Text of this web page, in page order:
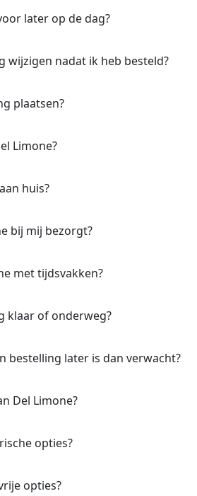
later op de dag?
wijzigen nadat ik heb besteld?
plaatsen?
Limone?
huis?
bij mij bezorgt?
met tijdsvakken?
klaar of onderweg?
bestelling later is dan verwacht?
Del Limone?
opties?
opties?